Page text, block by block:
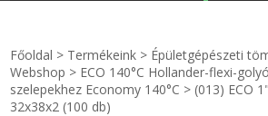
KULCSTARTÓ - KULCSKARIKA videók
Főoldal > Termékeink > Épületgépészeti
Webshop > ECO 140°C Hollander-flexi-
szelepekhez Economy 140°C >(013) ECO
32x38x2 (100 db)